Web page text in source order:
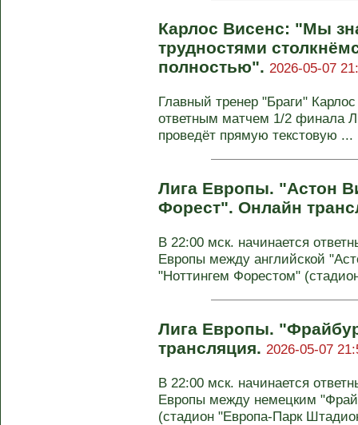
Карлос Висенс: "Мы
трудностями
полностью". 2026-05-07
Главный тренер "Браги"
ответным матчем 1/2 финала
проведёт прямую текстовую ...
Лига Европы. "Астон
Форест". Онлайн
В 22:00 мск. начинается
Европы между английской
"Ноттингем Форестом"
Лига Европы.
трансляция. 2026-05-07
В 22:00 мск. начинается
Европы между немецким
(стадион "Европа-Парк